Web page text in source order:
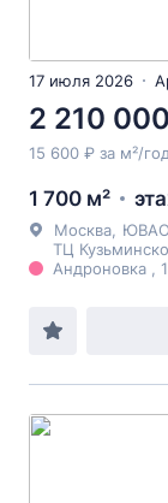
17 июля 2026
2 210
15 600 ₽ за м²/год
1 700 м²
Москва ЮВАО
ТЦ
Андроновка ,